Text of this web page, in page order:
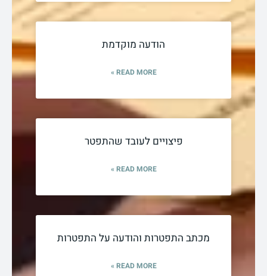
הודעה מוקדמת
READ MORE »
פיצויים לעובד שהתפטר
READ MORE »
מכתב התפטרות והודעה על התפטרות
READ MORE »